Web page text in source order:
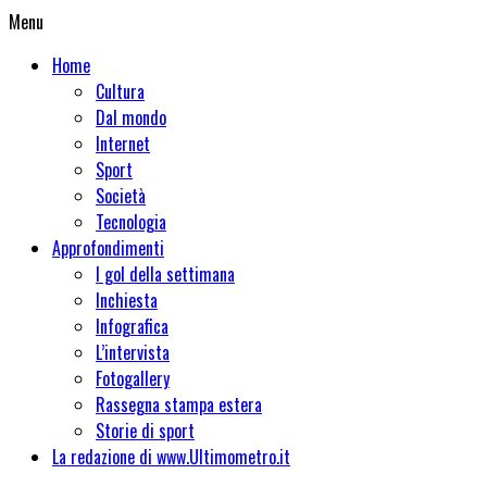
Menu
Home
Cultura
Dal mondo
Internet
Sport
Società
Tecnologia
Approfondimenti
I gol della settimana
Inchiesta
Infografica
L’intervista
Fotogallery
Rassegna stampa estera
Storie di sport
La redazione di www.Ultimometro.it